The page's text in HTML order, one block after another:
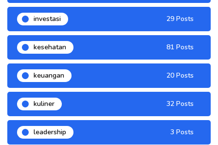
investasi 29 Posts
kesehatan 81 Posts
keuangan 20 Posts
kuliner 32 Posts
leadership 3 Posts